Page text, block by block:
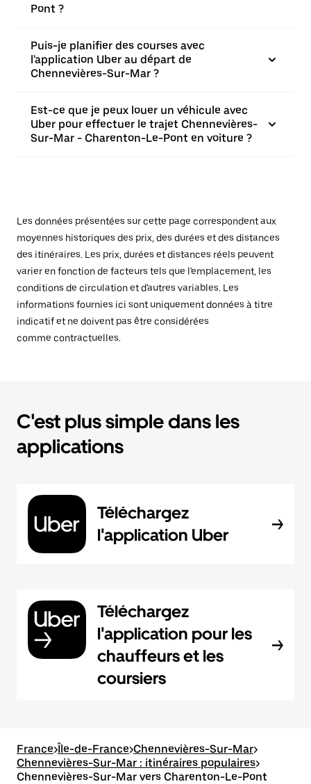
Pont ?
Puis-je planifier des courses avec
l'application Uber au départ de
Chennevières-Sur-Mar ?
Est-ce que je peux louer un véhicule avec
Uber pour effectuer le trajet Chennevières-
Sur-Mar - Charenton-Le-Pont en voiture ?
Les données présentées sur cette page correspondent aux
moyennes historiques des prix, des durées et des distances
des itinéraires. Les prix, durées et distances réels peuvent
varier en fonction de facteurs tels que l'emplacement, les
conditions de circulation et d'autres variables. Les
informations fournies ici sont uniquement données à titre
indicatif et ne doivent pas être considérées
comme contractuelles.
C'est plus simple dans les
applications
Téléchargez
l'application Uber
Téléchargez
l'application pour les
chauffeurs et les
coursiers
France>Île-de-France>Chennevières-Sur-Mar>
Chennevières-Sur-Mar : itinéraires populaires>
Chennevières-Sur-Mar vers Charenton-Le-Pont